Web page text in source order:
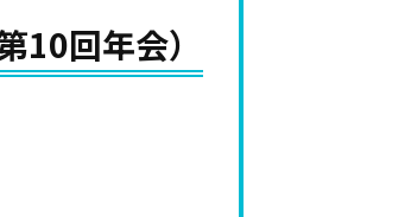
回年会）